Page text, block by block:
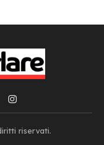
Instagram
riservati.